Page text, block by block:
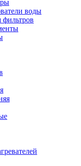
воды
фильтров